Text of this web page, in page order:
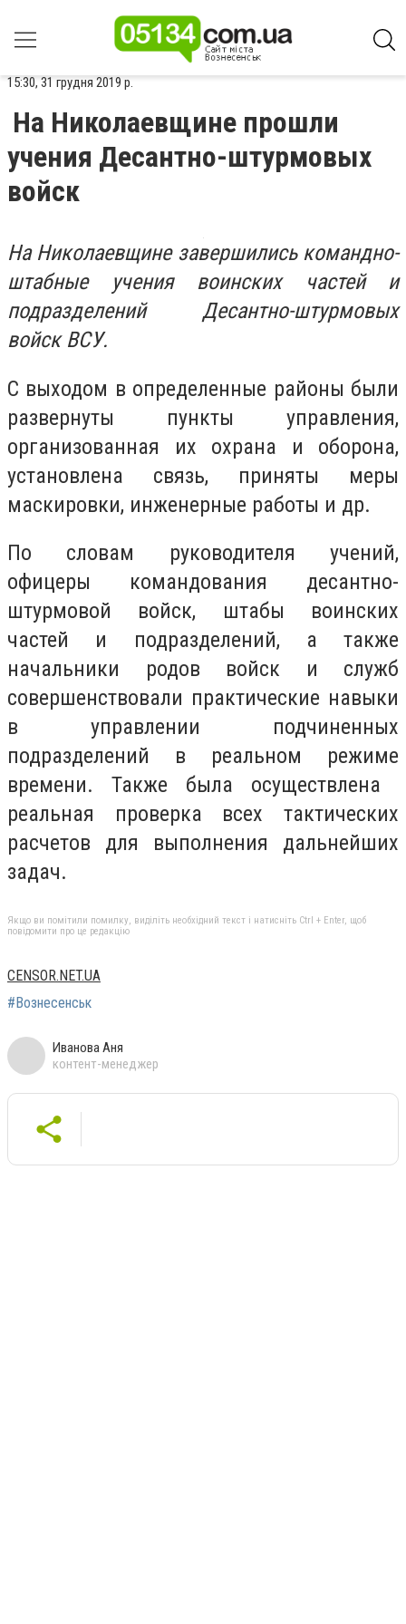
15:30, 31 грудня 2019 р.
На Николаевщине прошли
учения Десантно-штурмовых
войск
На Николаевщине завершились командно-
штабные учения воинских частей и
подразделений Десантно-штурмовых
войск ВСУ.
С выходом в определенные районы были
развернуты пункты управления,
организованная их охрана и оборона,
установлена ​​связь, приняты меры
маскировки, инженерные работы и др.
По словам руководителя учений,
офицеры командования десантно-
штурмовой войск, штабы воинских
частей и подразделений, а также
начальники родов войск и служб
совершенствовали практические навыки
в управлении подчиненных
подразделений в реальном режиме
времени. Также была осуществлена ​​
реальная проверка всех тактических
расчетов для выполнения дальнейших
задач.
Якщо ви помітили помилку, виділіть необхідний текст і натисніть Ctrl + Enter, щоб
повідомити про це редакцію
CENSOR.NET.UA
#Вознесенськ
Иванова Аня
контент-менеджер